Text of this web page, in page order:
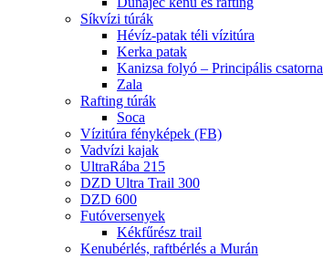
Síkvízi túrák
Hévíz-patak téli vízitúra
Kerka patak
Kanizsa folyó – Principális csatorna
Zala
Rafting túrák
Soca
Vízitúra fényképek (FB)
Vadvízi kajak
UltraRába 215
DZD Ultra Trail 300
DZD 600
Futóversenyek
Kékfűrész trail
Kenubérlés, raftbérlés a Murán